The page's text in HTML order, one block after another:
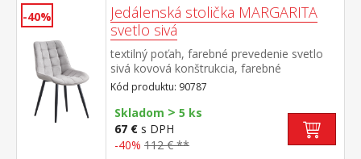
-40%
Jedálenská stolička MARGARITA
svetlo sivá
textilný poťah, farebné prevedenie svetlo
sivá kovová konštrukcia, farebné
prevedenie čierna výška sedu 49
cm odporúčaná nosnosť do 130 kg
Kód produktu: 90787
Skladom > 5 ks
67 € s DPH
-40% 112 € **